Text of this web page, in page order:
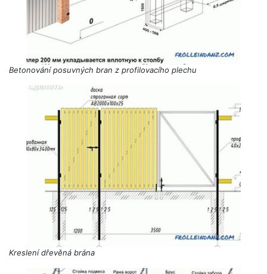
Betonování posuvných bran z profilovacího plechu
Kreslení dřevěná brána